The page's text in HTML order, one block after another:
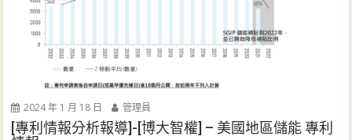
2024 年 1 月 18 日 管理員
[專利情報分析報導]-[博大智權] – 美國地區儲能 專利